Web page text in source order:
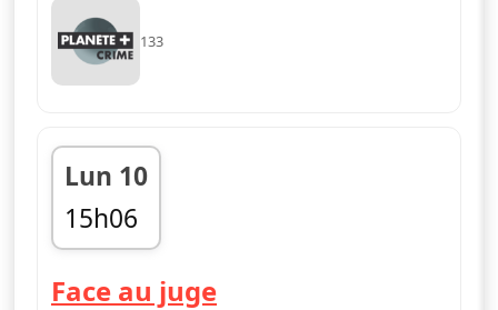
133
Lun 10
15h06
fin 15h40
Face au juge— Face au juge